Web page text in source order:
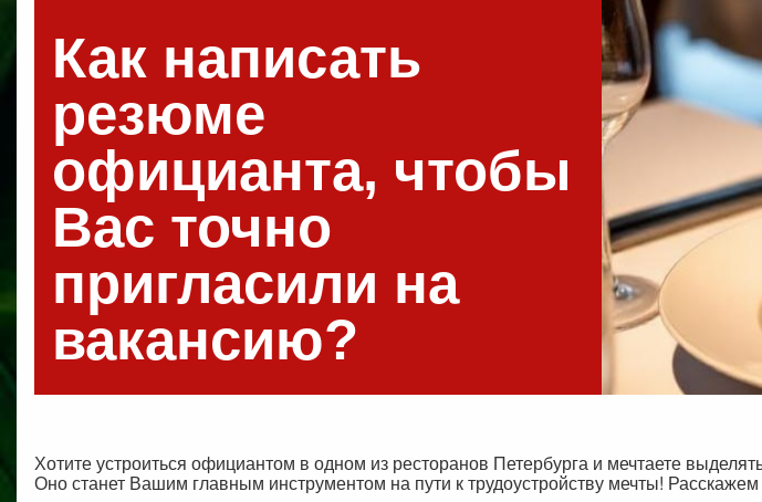
Как написать
резюме
официанта, чтобы
Вас точно
пригласили на
вакансию?
Хотите устроиться официантом в одном из ресторанов Петербурга и мечтаете
Оно станет Вашим главным инструментом на пути к трудоустройству мечты!